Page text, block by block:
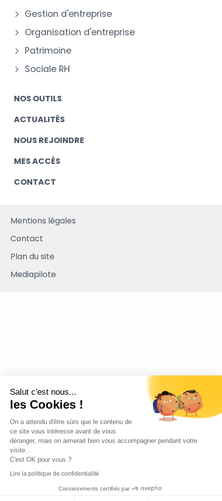
Gestion d'entreprise
Organisation d'entreprise
Patrimoine
Sociale RH
NOS OUTILS
ACTUALITÉS
NOUS REJOINDRE
MES ACCÈS
CONTACT
Mentions légales
Contact
Plan du site
Mediapilote
Salut c'est nous...
les Cookies !
On a attendu d'être sûrs que le contenu de
ce site vous intéresse avant de vous
déranger, mais on aimerait bien vous accompagner pendant votre
visite...
C'est OK pour vous ?
Lire la politique de confidentialité
Consentements certifiés par